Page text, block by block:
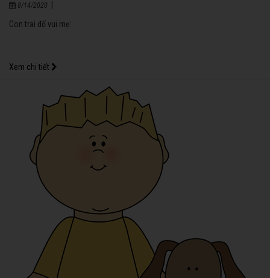
8/14/2020
Con trai đố vui mẹ:
Xem chi tiết